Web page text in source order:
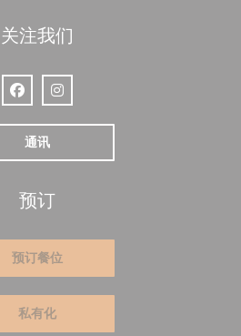
关注我们
Facebook ((在新窗口中打开))
Instagram ((在新窗口中打开))
通讯
预订
预订餐位
私有化